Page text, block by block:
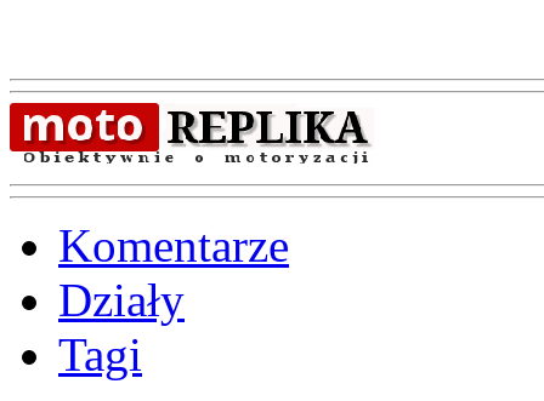
Komentarze
Działy
Tagi